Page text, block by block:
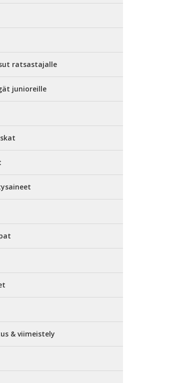
ratsastajalle
junioreille
& viimeistely